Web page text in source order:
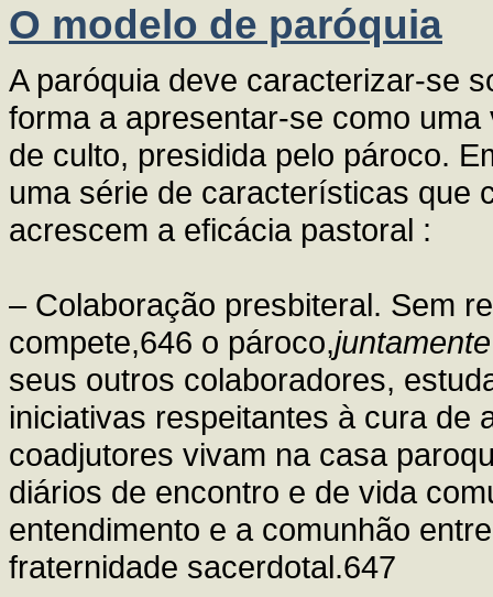
O modelo de paróquia
A paróquia deve caracterizar-se
forma a apresentar-se como
de culto, presidida pelo pároco.
uma série de características que
acrescem a eficácia pastoral :
– Colaboração presbiteral. Sem
compete,646 o pároco,
seus outros colaboradores,
iniciativas respeitantes à cura de
coadjutores vivam na casa
diários de encontro e de vida
entendimento e a comunhão
fraternidade sacerdotal.647